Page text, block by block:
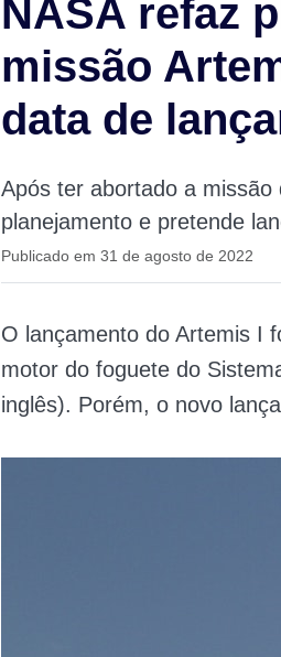
NASA refaz
missão
data de
Após ter abortado a
planejamento e pretende
Publicado em 31 de agosto de 2022
O lançamento do Artemis I
motor do foguete do
inglês). Porém, o novo